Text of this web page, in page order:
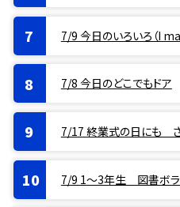
7/9 今日のいろいろ（I
7/8 今日のどこでもドア
7/17 終業式の日にも さ
7/9 1〜3年生 図書ボラ